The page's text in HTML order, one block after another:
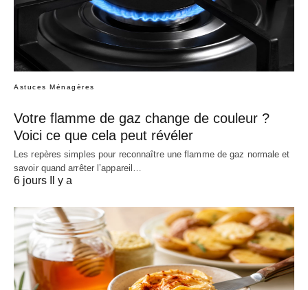
Astuces Ménagères
Votre flamme de gaz change de couleur ?
Voici ce que cela peut révéler
Les repères simples pour reconnaître une flamme de gaz normale et
savoir quand arrêter l’appareil…
6 jours Il y a